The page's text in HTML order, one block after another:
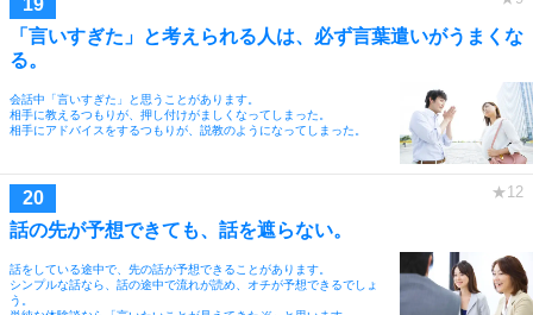
「言いすぎた」と考えられる人は、必ず言葉遣いがうまくな
る。
会話中「言いすぎた」と思うことがあります。
相手に教えるつもりが、押し付けがましくなってしまった。
相手にアドバイスをするつもりが、説教のようになってしまった。
話の先が予想できても、話を遮らない。
話をしている途中で、先の話が予想できることがあります。
シンプルな話なら、話の途中で流れが読め、オチが予想できるでしょ
う。